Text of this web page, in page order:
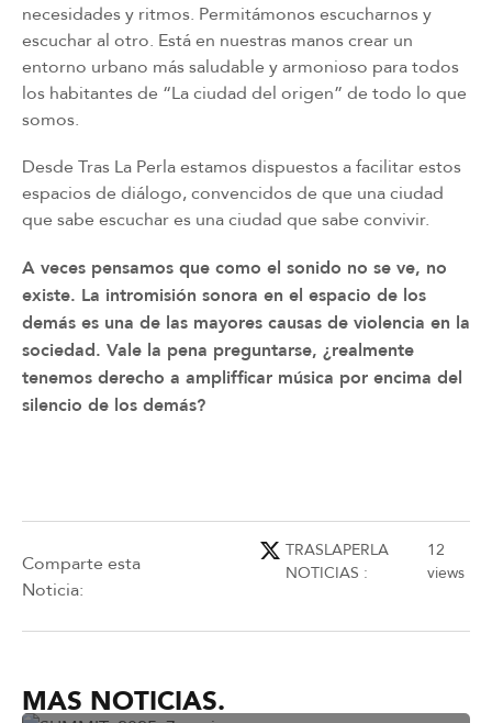
necesidades y ritmos. Permitámonos escucharnos y
escuchar al otro. Está en nuestras manos crear un
entorno urbano más saludable y armonioso para todos
los habitantes de “La ciudad del origen” de todo lo que
somos.
Desde Tras La Perla estamos dispuestos a facilitar estos
espacios de diálogo, convencidos de que una ciudad
que sabe escuchar es una ciudad que sabe convivir.
A veces pensamos que como el sonido no se ve, no
existe. La intromisión sonora en el espacio de los
demás es una de las mayores causas de violencia en la
sociedad. Vale la pena preguntarse, ¿realmente
tenemos derecho a amplifficar música por encima del
silencio de los demás?
Comparte esta
Noticia:
TRASLAPERLA
NOTICIAS :
12
views
MAS NOTICIAS.